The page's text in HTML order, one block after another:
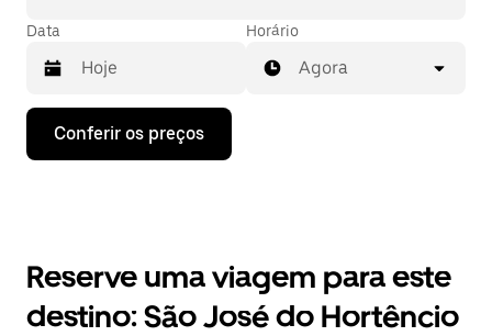
Data
Pressione
seta
o
e
Horário
Agora
Conferir os preços
Reserve uma viagem para este
destino: São José do Hortêncio